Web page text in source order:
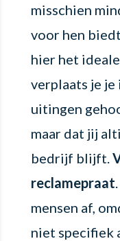
misschien
voor hen
hier het
verplaats je
uitingen
maar dat jij
bedrijf blijft.
reclamepraat
mensen af,
niet specifiek